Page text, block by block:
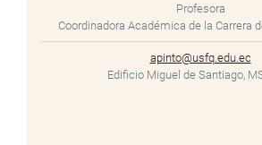
Profesora
Coordinadora Académica de la Carrera
apinto@usfq.edu.ec
Edificio Miguel de Santiago,